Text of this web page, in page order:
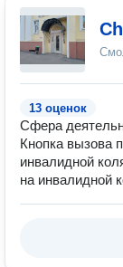
13 оценок
Сфера
Кнопка вызова
инвалидной
на инвалидной